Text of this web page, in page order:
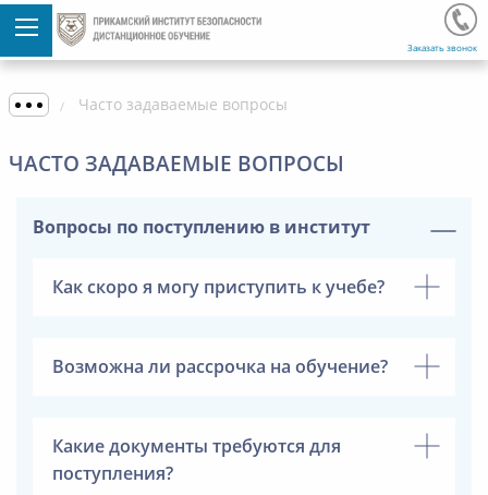
Заказать звонок
Часто задаваемые вопросы
ЧАСТО ЗАДАВАЕМЫЕ ВОПРОСЫ
Вопросы по поступлению в институт
Как скоро я могу приступить к учебе?
Возможна ли рассрочка на обучение?
Какие документы требуются для
поступления?